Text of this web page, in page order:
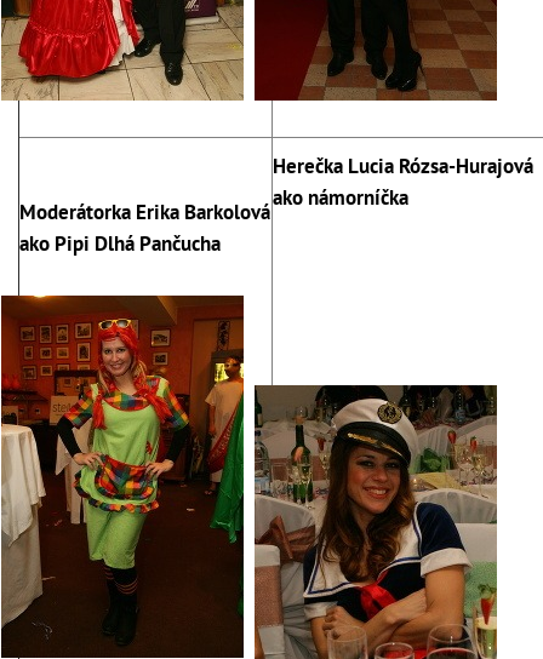
Moderátorka Erika Barkolová
ako Pipi Dlhá Pančucha
Herečka Lucia Rózsa-Hurajová
ako námorníčka